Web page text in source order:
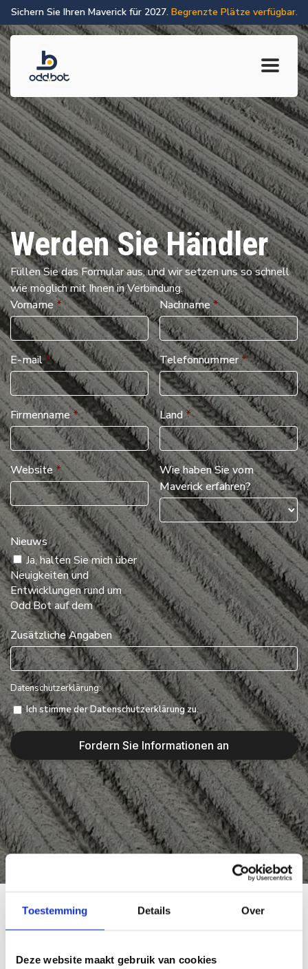
Toestemming Details Over
Deze website maakt gebruik van cookies
Sichern Sie Ihren Maverick für 2027. Begrenzte Plätze verfügbar.
Werden Sie Händler
Füllen Sie das Formular aus, und wir setzen uns so schnell
wie möglich mit Ihnen in Verbindung.
Vorname* Nachname*
E-mail* Telefonnummer*
Firmenname* Land*
Website *
Wie haben Sie vom
Maverick erfahren?
Nieuws
Ja, halten Sie mich über
Neuigkeiten und
Entwicklungen rund um
Odd.Bot auf dem
Zusätzliche Angaben
Datenschutzerklärung:
Ich stimme der Datenschutzerklärung zu.
Fordern Sie Informationen an